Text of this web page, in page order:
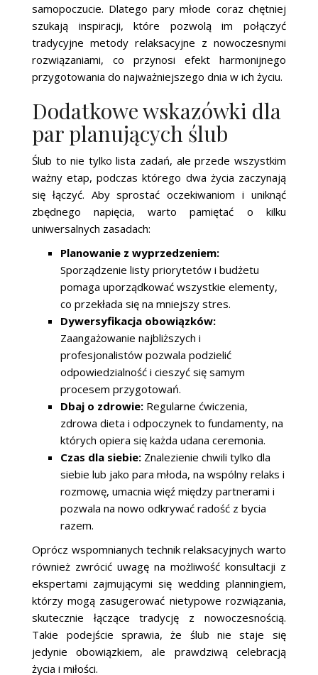
samopoczucie. Dlatego pary młode coraz chętniej
szukają inspiracji, które pozwolą im połączyć
tradycyjne metody relaksacyjne z nowoczesnymi
rozwiązaniami, co przynosi efekt harmonijnego
przygotowania do najważniejszego dnia w ich życiu.
Dodatkowe wskazówki dla
par planujących ślub
Ślub to nie tylko lista zadań, ale przede wszystkim
ważny etap, podczas którego dwa życia zaczynają
się łączyć. Aby sprostać oczekiwaniom i uniknąć
zbędnego napięcia, warto pamiętać o kilku
uniwersalnych zasadach:
Planowanie z wyprzedzeniem:
Sporządzenie listy priorytetów i budżetu
pomaga uporządkować wszystkie elementy,
co przekłada się na mniejszy stres.
Dywersyfikacja obowiązków:
Zaangażowanie najbliższych i
profesjonalistów pozwala podzielić
odpowiedzialność i cieszyć się samym
procesem przygotowań.
Dbaj o zdrowie: Regularne ćwiczenia,
zdrowa dieta i odpoczynek to fundamenty, na
których opiera się każda udana ceremonia.
Czas dla siebie: Znalezienie chwili tylko dla
siebie lub jako para młoda, na wspólny relaks i
rozmowę, umacnia więź między partnerami i
pozwala na nowo odkrywać radość z bycia
razem.
Oprócz wspomnianych technik relaksacyjnych warto
również zwrócić uwagę na możliwość konsultacji z
ekspertami zajmującymi się wedding planningiem,
którzy mogą zasugerować nietypowe rozwiązania,
skutecznie łączące tradycję z nowoczesnością.
Takie podejście sprawia, że ślub nie staje się
jedynie obowiązkiem, ale prawdziwą celebracją
życia i miłości.